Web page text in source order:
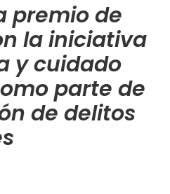
premio de
la iniciativa
y cuidado
parte de
de delitos